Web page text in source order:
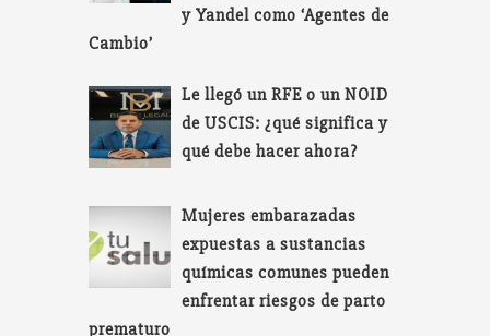
y Yandel como ‘Agentes de
Cambio’
Le llegó un RFE o un NOID
de USCIS: ¿qué significa y
qué debe hacer ahora?
Mujeres embarazadas
expuestas a sustancias
químicas comunes pueden
enfrentar riesgos de parto
prematuro